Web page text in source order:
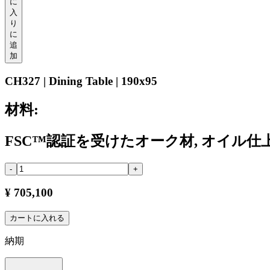
入
り
に
追
加
CH327 | Dining Table | 190x95
材料:
FSC™認証を受けたオーク材, オイル仕
- +
¥ 705,100
カートに入れる
納期